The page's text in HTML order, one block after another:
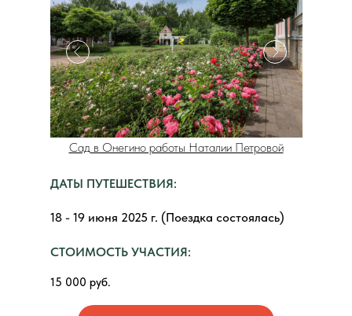
СТОИМОСТЬ УЧАСТИЯ:
ДАТЫ ПУТЕШЕСТВИЯ:
18 - 19 июня 2025 г. (Поездка состоялась)
15 000 руб.
Сад в Онегино работы Наталии Петровой